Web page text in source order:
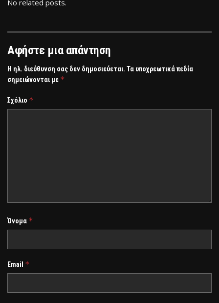
No related posts.
Αφήστε μια απάντηση
Η ηλ. διεύθυνση σας δεν δημοσιεύεται. Τα υποχρεωτικά πεδία
σημειώνονται με *
Σχόλιο *
Όνομα *
Email *